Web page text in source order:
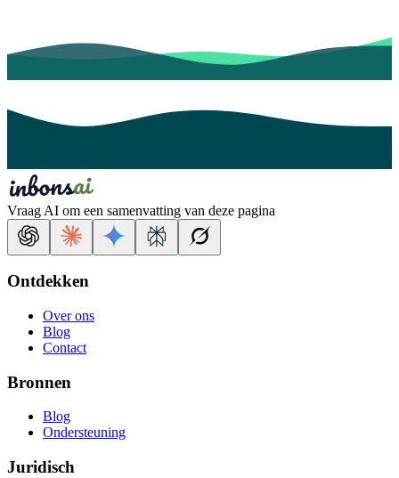
Vraag AI om een samenvatting van deze pagina
Ontdekken
Over ons
Blog
Contact
Bronnen
Blog
Ondersteuning
Juridisch